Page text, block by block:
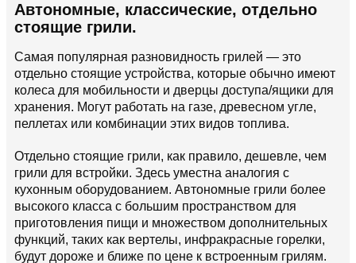
Автономные, классические, отдельно
стоящие грили.
Самая популярная разновидность грилей — это
отдельно стоящие устройства, которые обычно имеют
колеса для мобильности и дверцы доступа/ящики для
хранения. Могут работать на газе, древесном угле,
пеллетах или комбинации этих видов топлива.
Отдельно стоящие грили, как правило, дешевле, чем
грили для встройки. Здесь уместна аналогия с
кухонным оборудованием. Автономные грили более
высокого класса с большим пространством для
приготовления пищи и множеством дополнительных
функций, таких как вертелы, инфракрасные горелки,
будут дороже и ближе по цене к встроенным грилям.